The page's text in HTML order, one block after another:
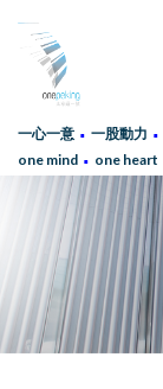
一心一意 ∙ 一股動力 ∙
one mind ∙ one heart